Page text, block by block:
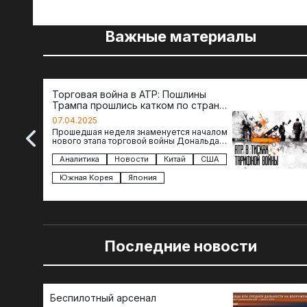
Важные материалы
Торговая война в АТР: Пошлины
Трампа прошлись катком по странам
региона
07.04.2025
Прошедшая неделя знаменуется началом
нового этапа торговой войны Дональда
импорта из более 100 стран…
Аналитика Новости Китай
США
Южная Корея
Япония
Последние новости
Беспилотный арсенал